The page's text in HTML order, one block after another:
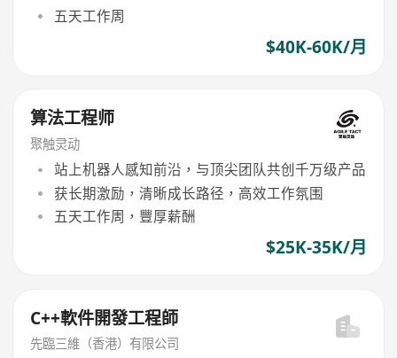
五天工作周
$40K-60K/月
算法工程师
聚触灵动
站上机器人感知前沿，与顶尖团队共创千万级产品
获长期激励，清晰成长路径，高效工作氛围
五天工作周，豐厚薪酬
$25K-35K/月
C++軟件開發工程師
先臨三維（香港）有限公司